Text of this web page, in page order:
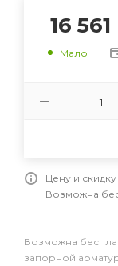
16 561
Мало
Цену и
Возможна
Возможна
запорной